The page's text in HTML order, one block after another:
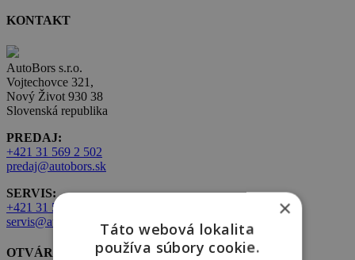
KONTAKT
AutoBors s.r.o.
Vojtechovce 321,
Nový Život 930 38
Slovenská republika
PREDAJ:
+421 31 569 2 502
predaj@autobors.sk
SERVIS:
+421 31 569 1 080
servis@autobors.sk
OTVÁRACIE HODINY
×
Táto webová lokalita
používa súbory cookie.